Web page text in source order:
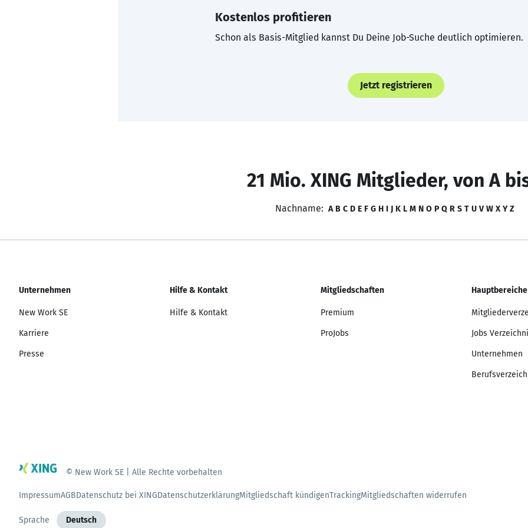
Kostenlos profitieren
Schon als Basis-Mitglied kannst Du Deine Job-Suche deutlich optimieren.
Jetzt registrieren
21 Mio. XING Mitglieder, von A
Nachname: A B C D E F G H I J K L M N O P Q R S T U V W X Y Z
Unternehmen
New Work SE
Karriere
Presse
Hilfe & Kontakt
Hilfe & Kontakt
Mitgliedschaften
Premium
ProJobs
Hauptbereiche
Jobs
Unternehmen
© New Work SE | Alle Rechte vorbehalten
ImpressumAGBDatenschutz bei XINGDatenschutzerklärungMitgliedschaft kündigenTrackingMitgliedschaften widerrufen
Sprache Deutsch